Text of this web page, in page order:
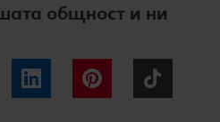
общност и ни
LinkedIn Pinterest